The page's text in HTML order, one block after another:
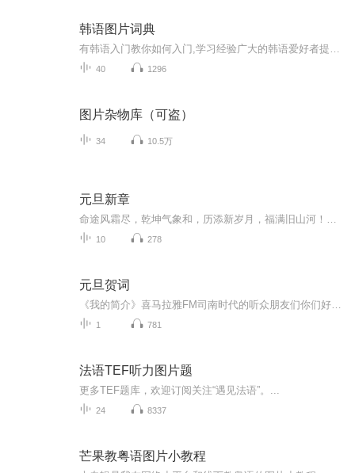
韩语图片词典
40 1296
图片杂物库（可盗）
34 10.5万
元旦新章
10 278
元旦贺词
1 781
法语TEF听力图片题
更多TEF题库，欢迎订阅关注“遇见法语”。...
24 8337
芒果教粤语图片小教程